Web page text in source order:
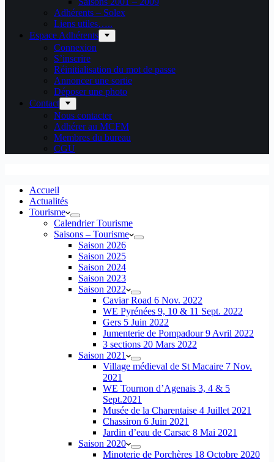
Adhérents – Solex
Liens utiles…..
Espace Adhérents
Connexion
S’inscrire
Réinitialisation du mot de passe
Annoncer une sortie
Déposer une photo
Contact
Nous contacter
Adhérer au MCFM
Membres du bureau
CGU
Accueil
Actualités
Tourisme
Calendrier Tourisme
Saisons – Tourisme
Saison 2026
Saison 2025
Saison 2024
Saison 2023
Saison 2022
Caviar Road 6 Nov. 2022
WE Pyrénées 9, 10 & 11 Sept. 2022
Gers 5 Juin 2022
Jumenterie de Pompadour 9 Avril 2022
3 sections 20 Mars 2022
Saison 2021
Village médieval de St Macaire 7 Nov.
2021
WE Tournon d’Agenais 3, 4 & 5
Sept.2021
Musée de la Charentaise 4 Juillet 2021
Chassiron 6 Juin 2021
Jardin d’eau de Carsac 8 Mai 2021
Saison 2020
Minoterie de Porchères 18 Octobre 2020